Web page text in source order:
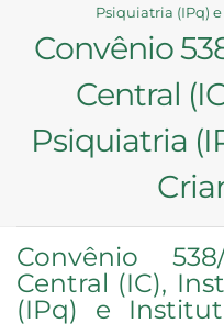
Psiquiatria (IPq)
Convênio
Central
Psiquiatria
Convênio
Central (IC),
(IPq) e